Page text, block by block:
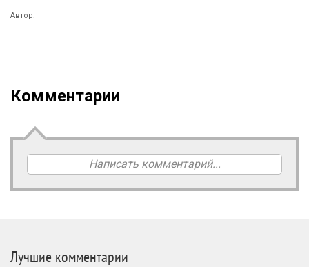
Автор:
Комментарии
Написать комментарий...
Лучшие комментарии